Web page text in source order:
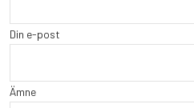
Din e-post
Ämne